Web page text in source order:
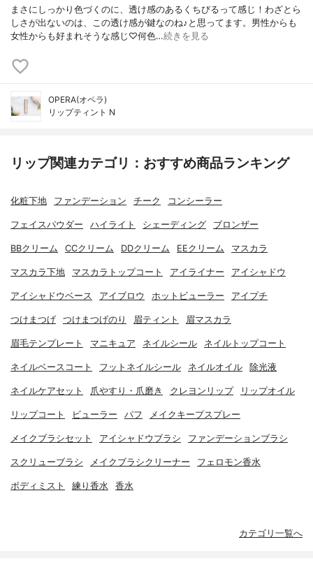
まさにしっかり色づくのに、透け感のあるくちびるって感じ！わざとら
しさが出ないのは、この透け感が鍵なのね♪と思ってます。男性からも
女性からも好まれそうな感じ♡何色…続きを見る
OPERA(オペラ)
リップティント N
リップ関連カテゴリ：おすすめ商品ランキング
化粧下地 ファンデーション チーク コンシーラー
フェイスパウダー ハイライト シェーディング ブロンザー
BBクリーム CCクリーム DDクリーム EEクリーム マスカラ
マスカラ下地 マスカラトップコート アイライナー アイシャドウ
アイシャドウベース アイブロウ ホットビューラー アイプチ
つけまつげ つけまつげのり 眉ティント 眉マスカラ
眉毛テンプレート マニキュア ネイルシール ネイルトップコート
ネイルベースコート フットネイルシール ネイルオイル 除光液
ネイルケアセット 爪やすり・爪磨き クレヨンリップ リップオイル
リップコート ビューラー パフ メイクキープスプレー
メイクブラシセット アイシャドウブラシ ファンデーションブラシ
スクリューブラシ メイクブラシクリーナー フェロモン香水
ボディミスト 練り香水 香水
カテゴリ一覧へ